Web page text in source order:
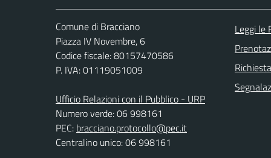
Comune di Bracciano
Piazza IV Novembre, 6
Codice fiscale: 80157470586
P. IVA: 01119051009
Ufficio Relazioni con il Pubblico - URP
Numero verde: 06 998161
PEC: bracciano.protocollo@pec.it
Centralino unico: 06 998161
Leggi le